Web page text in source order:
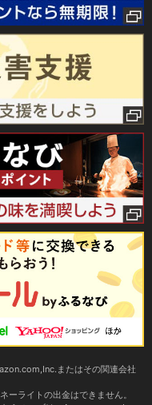
またはその関連会社
ーライトの出金はできません。